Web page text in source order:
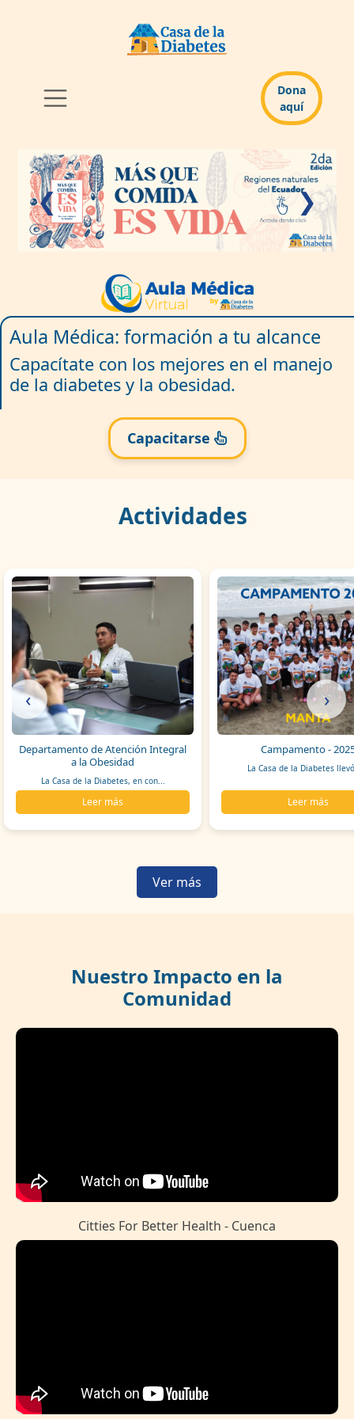
Dona
aquí
❮ ❯
Aula Médica: formación a tu alcance
Capacítate con los mejores en el manejo
de la diabetes y la obesidad.
Capacitarse
Actividades
‹
Departamento de Atención Integral
a la Obesidad
La Casa de la Diabetes, en con...
Leer más
Campamento -
La Casa de la Diabetes
Leer más
›
Ver más
Nuestro Impacto en la
Comunidad
Citties For Better Health - Cuenca